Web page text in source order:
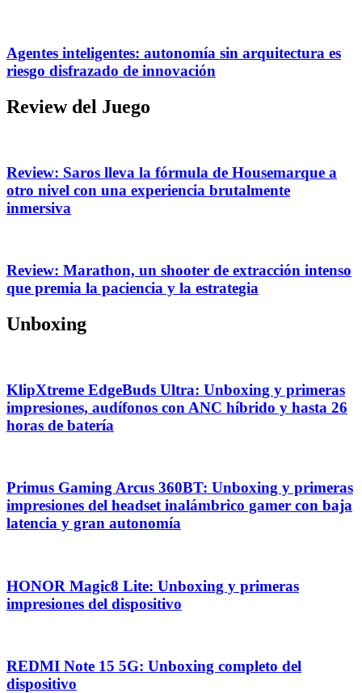
Agentes inteligentes: autonomía sin arquitectura es
riesgo disfrazado de innovación
Review del Juego
Review: Saros lleva la fórmula de Housemarque a
otro nivel con una experiencia brutalmente
inmersiva
Review: Marathon, un shooter de extracción intenso
que premia la paciencia y la estrategia
Unboxing
KlipXtreme EdgeBuds Ultra: Unboxing y primeras
impresiones, audífonos con ANC híbrido y hasta 26
horas de batería
Primus Gaming Arcus 360BT: Unboxing y primeras
impresiones del headset inalámbrico gamer con baja
latencia y gran autonomía
HONOR Magic8 Lite: Unboxing y primeras
impresiones del dispositivo
REDMI Note 15 5G: Unboxing completo del
dispositivo